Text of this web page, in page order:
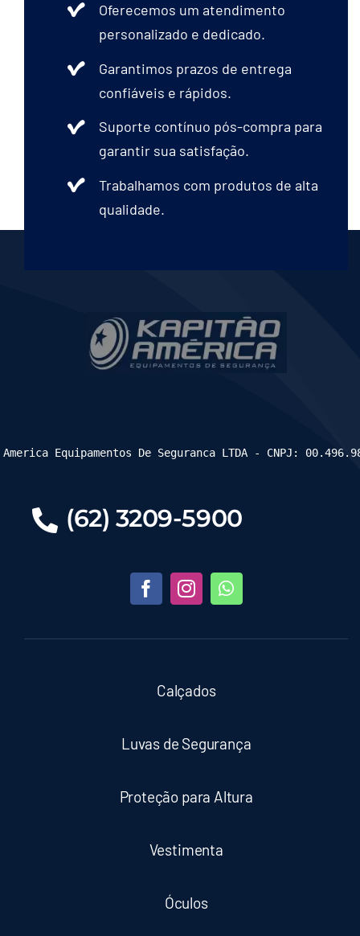
Oferecemos um atendimento
personalizado e dedicado.
Garantimos prazos de entrega
confiáveis e rápidos.
Suporte contínuo pós-compra para
garantir sua satisfação.
Trabalhamos com produtos de alta
qualidade.
(62) 3209-5900
Calçados
Luvas de Segurança
Proteção para Altura
Vestimenta
Óculos
Equipamentos De Seguranca LTDA - CNPJ: